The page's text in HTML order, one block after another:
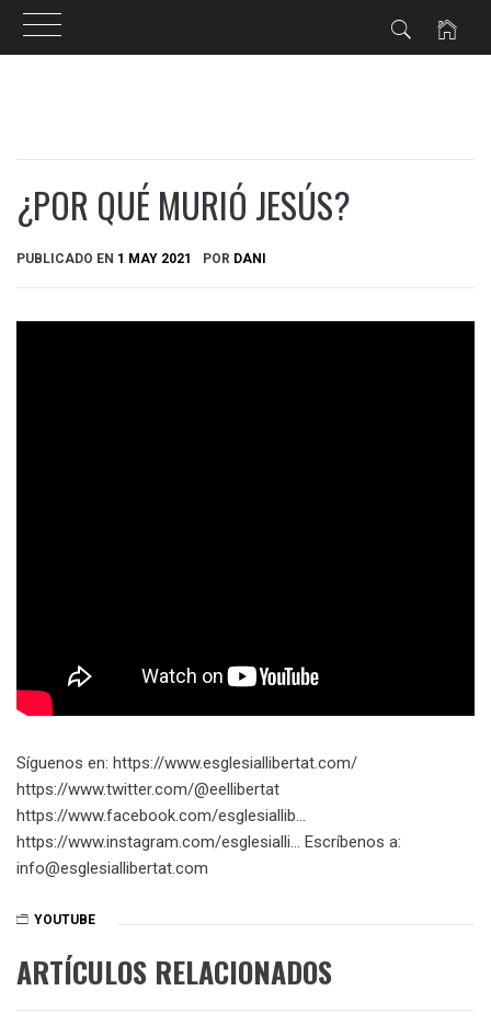
¿POR QUÉ MURIÓ JESÚS?
PUBLICADO EN 1 MAY 2021 POR DANI
Síguenos en: https://www.esglesiallibertat.com/​​​
https://www.twitter.com/@eellibertat​​​
https://www.facebook.com/esglesiallib…​
https://www.instagram.com/esglesialli…​ Escríbenos a:
info@esglesiallibertat.com
YOUTUBE
ARTÍCULOS RELACIONADOS